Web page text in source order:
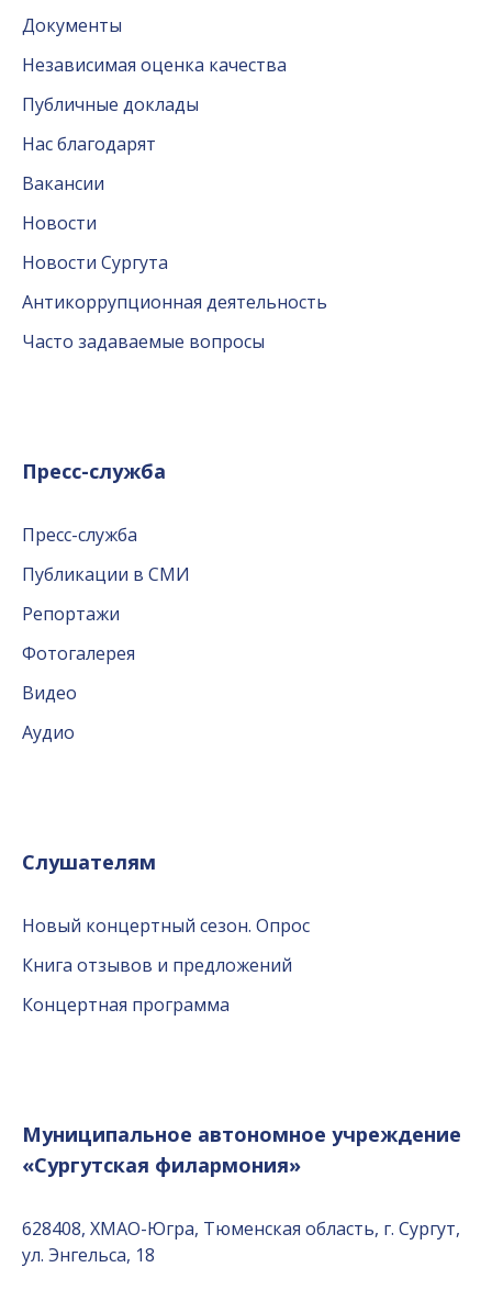
Документы
Независимая оценка качества
Публичные доклады
Нас благодарят
Вакансии
Новости
Новости Сургута
Антикоррупционная деятельность
Часто задаваемые вопросы
Пресс-служба
Пресс-служба
Публикации в СМИ
Репортажи
Фотогалерея
Видео
Аудио
Слушателям
Новый концертный сезон. Опрос
Книга отзывов и предложений
Концертная программа
Муниципальное автономное учреждение
«Сургутская филармония»
628408, ХМАО-Югра, Тюменская область, г. Сургут,
ул. Энгельса, 18